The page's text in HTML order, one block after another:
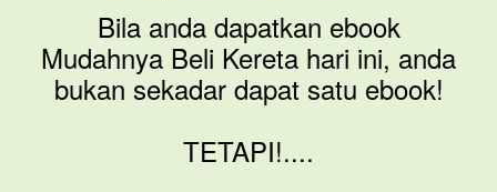
Bila anda dapatkan ebook
Mudahnya Beli Kereta hari ini, anda
bukan sekadar dapat satu ebook!
TETAPI!....